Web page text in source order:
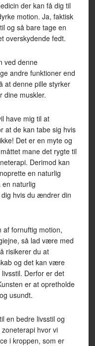
der kan få dig til
motion. Ja, faktisk
og så bare tage en
overskydende fedt.
ved denne
andre funktioner end
at denne pille styrker
dine muskler.
have mig til at
at de kan tabe sig hvis
Det er en myte og
mane det rygte til
Derimod kan
en naturlig
naturlig
hvis du ændrer din
af fornuftig motion,
så lad være med
risikerer du at
og det kan være
Derfor er det
er at opretholde
usundt.
en bedre livsstil og
hvor vi
i kroppen, som er